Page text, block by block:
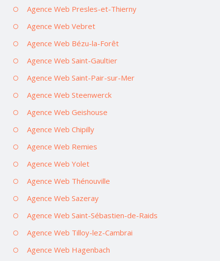
Agence Web Presles-et-Thierny
Agence Web Vebret
Agence Web Bézu-la-Forêt
Agence Web Saint-Gaultier
Agence Web Saint-Pair-sur-Mer
Agence Web Steenwerck
Agence Web Geishouse
Agence Web Chipilly
Agence Web Remies
Agence Web Yolet
Agence Web Thénouville
Agence Web Sazeray
Agence Web Saint-Sébastien-de-Raids
Agence Web Tilloy-lez-Cambrai
Agence Web Hagenbach